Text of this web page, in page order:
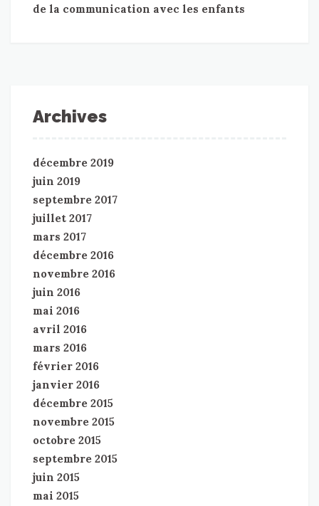
de la communication avec les enfants
Archives
décembre 2019
juin 2019
septembre 2017
juillet 2017
mars 2017
décembre 2016
novembre 2016
juin 2016
mai 2016
avril 2016
mars 2016
février 2016
janvier 2016
décembre 2015
novembre 2015
octobre 2015
septembre 2015
juin 2015
mai 2015